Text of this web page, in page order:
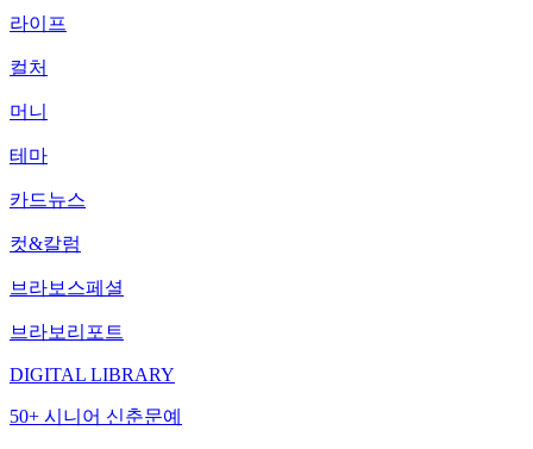
라이프
컬처
머니
테마
카드뉴스
컷&칼럼
브라보스페셜
브라보리포트
DIGITAL LIBRARY
50+ 시니어 신춘문예